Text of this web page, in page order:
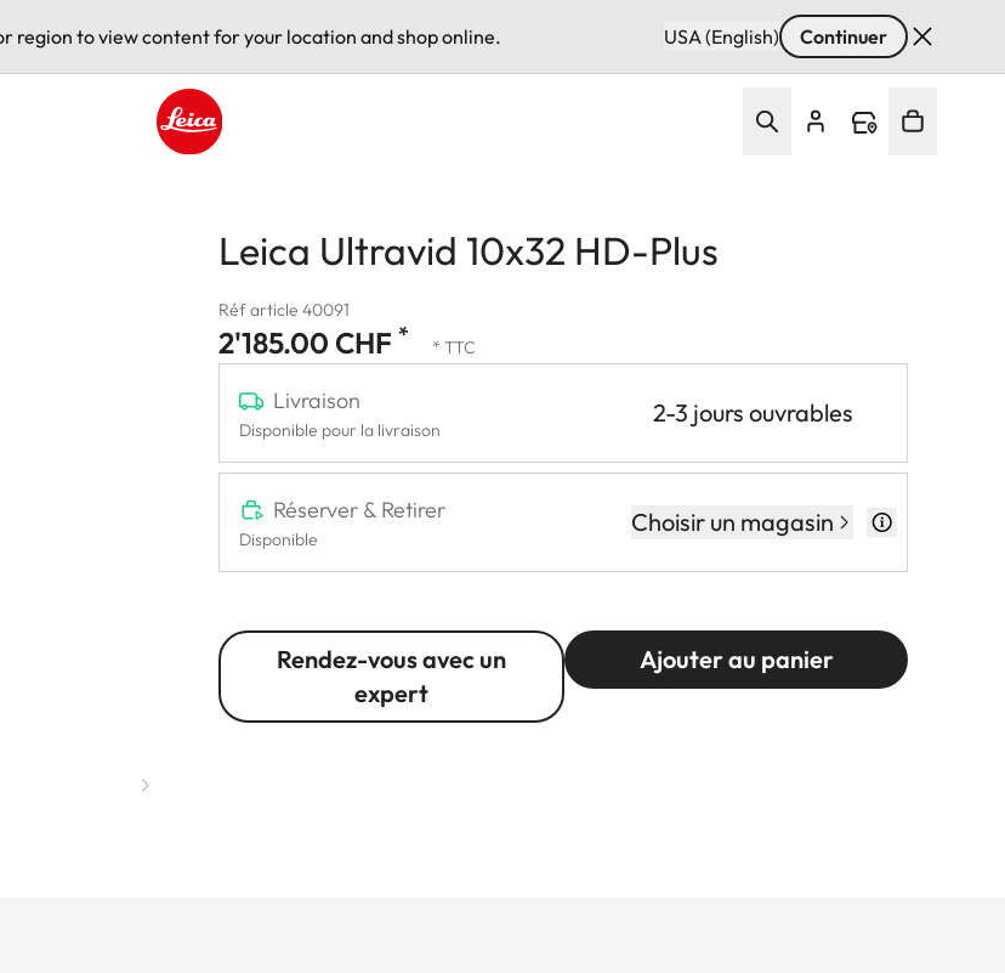
region to view content for your location and shop online. USA (English) Continuer
Leica Ultravid 10x32 HD-Plus
Réf article 40091
2'185.00 CHF * * TTC
Livraison
Disponible pour la livraison
2-3 jours ouvrables
Réserver & Retirer
Disponible
Choisir un magasin
Rendez-vous avec un
expert
Ajouter au panier